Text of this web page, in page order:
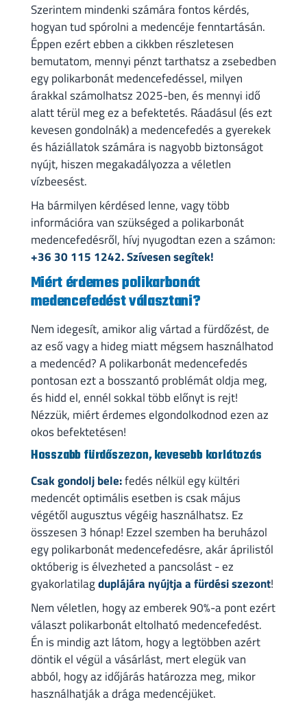
Szerintem mindenki számára fontos kérdés,
hogyan tud spórolni a medencéje fenntartásán.
Éppen ezért ebben a cikkben részletesen
bemutatom, mennyi pénzt tarthatsz a zsebedben
egy polikarbonát medencefedéssel, milyen
árakkal számolhatsz 2025-ben, és mennyi idő
alatt térül meg ez a befektetés. Ráadásul (és ezt
kevesen gondolnák) a medencefedés a gyerekek
és háziállatok számára is nagyobb biztonságot
nyújt, hiszen megakadályozza a véletlen
vízbeesést.
Ha bármilyen kérdésed lenne, vagy több
információra van szükséged a polikarbonát
medencefedésről, hívj nyugodtan ezen a számon:
+36 30 115 1242. Szívesen segítek!
Miért érdemes polikarbonát
medencefedést választani?
Nem idegesít, amikor alig vártad a fürdőzést, de
az eső vagy a hideg miatt mégsem használhatod
a medencéd? A polikarbonát medencefedés
pontosan ezt a bosszantó problémát oldja meg,
és hidd el, ennél sokkal több előnyt is rejt!
Nézzük, miért érdemes elgondolkodnod ezen az
okos befektetésen!
Hosszabb fürdőszezon, kevesebb korlátozás
Csak gondolj bele:fedés nélkül egy kültéri
medencét optimális esetben is csak május
végétől augusztus végéig használhatsz. Ez
összesen 3 hónap! Ezzel szemben ha beruházol
egy polikarbonát medencefedésre, akár áprilistól
októberig is élvezheted a pancsolást - ez
gyakorlatilagduplájára nyújtja a fürdési szezont!
Nem véletlen, hogy az emberek 90%-a pont ezért
választ polikarbonát eltolható medencefedést.
Én is mindig azt látom, hogy a legtöbben azért
döntik el végül a vásárlást, mert elegük van
abból, hogy az időjárás határozza meg, mikor
használhatják a drága medencéjüket.